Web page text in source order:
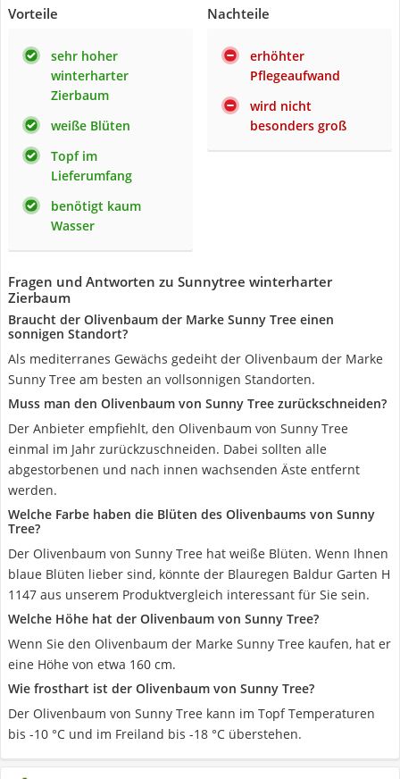
Vorteile
sehr hoher
winterharter
Zierbaum
weiße Blüten
Topf im
Lieferumfang
benötigt kaum
Wasser
Nachteile
erhöhter
Pflegeaufwand
wird nicht
besonders groß
Fragen und Antworten zu Sunnytree winterharter
Zierbaum
Braucht der Olivenbaum der Marke Sunny Tree einen
sonnigen Standort?
Als mediterranes Gewächs gedeiht der Olivenbaum der Marke
Sunny Tree am besten an vollsonnigen Standorten.
Muss man den Olivenbaum von Sunny Tree zurückschneiden?
Der Anbieter empfiehlt, den Olivenbaum von Sunny Tree
einmal im Jahr zurückzuschneiden. Dabei sollten alle
abgestorbenen und nach innen wachsenden Äste entfernt
werden.
Welche Farbe haben die Blüten des Olivenbaums von Sunny
Tree?
Der Olivenbaum von Sunny Tree hat weiße Blüten. Wenn Ihnen
blaue Blüten lieber sind, ‎könnte der Blauregen Baldur Garten H
1147 aus unserem Produktvergleich interessant für Sie sein.
Welche Höhe hat der Olivenbaum von Sunny Tree?
Wenn Sie den Olivenbaum der Marke Sunny Tree kaufen, hat er
eine Höhe von etwa 160 cm.
Wie frosthart ist der Olivenbaum von Sunny Tree?
Der Olivenbaum von Sunny Tree kann im Topf Temperaturen
bis -10 °C und im Freiland bis -18 °C überstehen.